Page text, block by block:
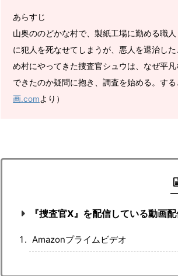
あらすじ
山奥ののどかな村で、製紙工場に勤める職
に犯人を死なせてしまうが、悪人を退治し
め村にやってきた捜査官シュウは、なぜ平
できたのか疑問に抱き、調査を始める。す
画.comより）
『捜査官X』を配信している動画
Amazonプライムビデオ